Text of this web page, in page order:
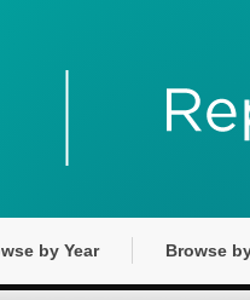
by Year Browse